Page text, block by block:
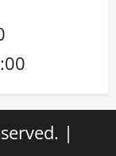
|